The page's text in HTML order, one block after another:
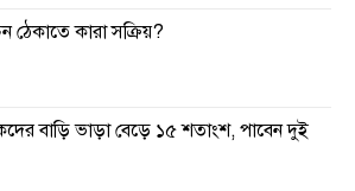
ঠেকাতে কারা সক্রিয়?
বাড়ি ভাড়া বেড়ে ১৫ শতাংশ, পাবেন দুই